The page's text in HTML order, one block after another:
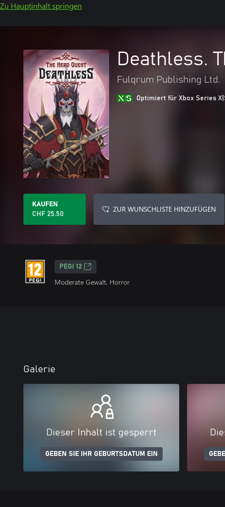
Zu Hauptinhalt springen
Deathless.
Fulqrum Publishing Ltd.
Optimiert für Xbox Series
KAUFEN
CHF 25.50
ZUR WUNSCHLISTE HINZUFÜGEN
PEGI 12
Moderate Gewalt, Horror
Galerie
Dieser Inhalt ist gesperrt
GEBEN SIE IHR GEBURTSDATUM EIN